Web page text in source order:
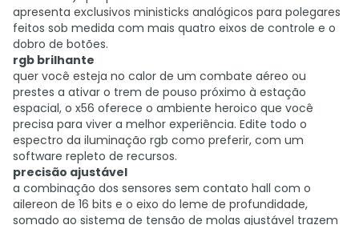
apresenta exclusivos ministicks analógicos para polegares
feitos sob medida com mais quatro eixos de controle e o
dobro de botões.
rgb brilhante
quer você esteja no calor de um combate aéreo ou
prestes a ativar o trem de pouso próximo à estação
espacial, o x56 oferece o ambiente heroico que você
precisa para viver a melhor experiência. Edite todo o
espectro da iluminação rgb como preferir, com um
software repleto de recursos.
precisão ajustável
a combinação dos sensores sem contato hall com o
ailereon de 16 bits e o eixo do leme de profundidade,
somado ao sistema de tensão de molas ajustável trazem